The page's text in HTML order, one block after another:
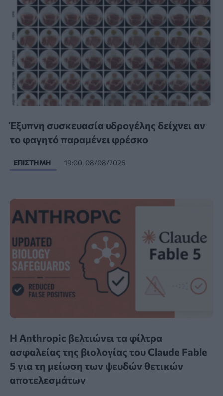
Έξυπνη συσκευασία υδρογέλης δείχνει αν
το φαγητό παραμένει φρέσκο
ΕΠΙΣΤΉΜΗ 19:00, 08/08/2026
Η Anthropic βελτιώνει τα φίλτρα
ασφαλείας της βιολογίας του Claude Fable
5 για τη μείωση των ψευδών θετικών
αποτελεσμάτων